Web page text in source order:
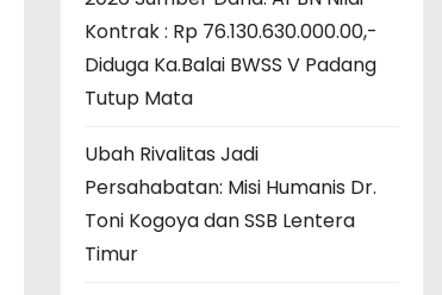
Kontrak : Rp 76.130.630.000.00,-
Diduga Ka.Balai BWSS V Padang
Tutup Mata
Ubah Rivalitas Jadi
Persahabatan: Misi Humanis Dr.
Toni Kogoya dan SSB Lentera
Timur